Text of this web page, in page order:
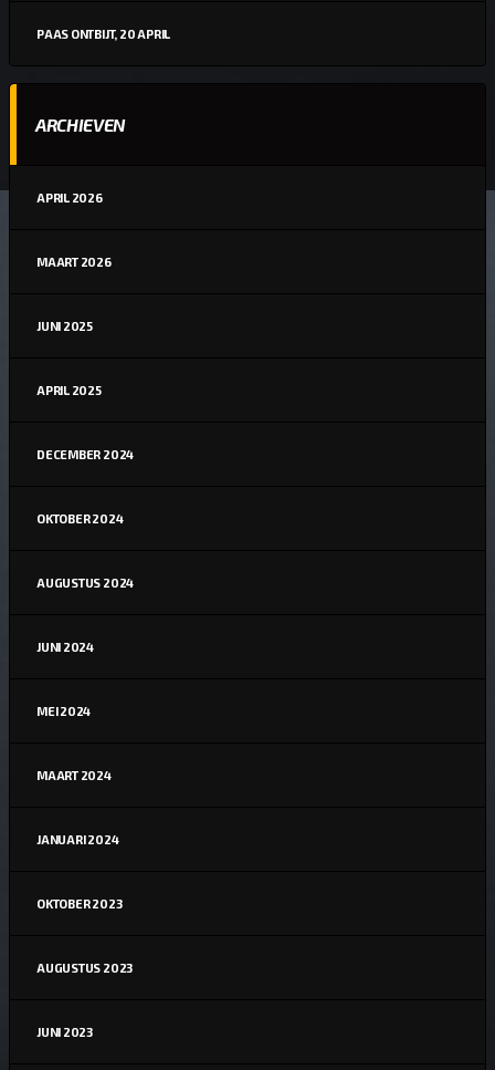
PAAS ONTBIJT, 20 APRIL
ARCHIEVEN
APRIL 2026
MAART 2026
JUNI 2025
APRIL 2025
DECEMBER 2024
OKTOBER 2024
AUGUSTUS 2024
JUNI 2024
MEI 2024
MAART 2024
JANUARI 2024
OKTOBER 2023
AUGUSTUS 2023
JUNI 2023